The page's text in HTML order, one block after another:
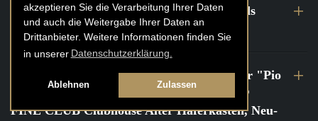
akzeptieren Sie die Verarbeitung Ihrer Daten
und auch die Weitergabe Ihrer Daten an
Drittanbieter. Weitere Informationen finden Sie
in unserer Datenschutzerklärung.
Ablehnen Zulassen
26. bis 27. Juli 2022| FINE CLUB Travels
Frankreich Champagne Kurztrip
| FINE CLUB Private Dinner "Pio
Cesare" mit Tochter Frederica Pio Boffa @
FINE CLUB Clubhouse Alter Haferkasten, Neu-